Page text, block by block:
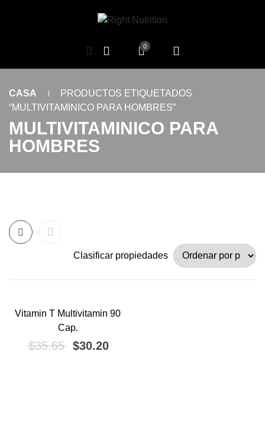
0
CASA
PRODUCTOS ETIQUETADOS
“MULTIVITAMINICO PARA HOMBRES”
MULTIVITAMINICO PARA
HOMBRES
Clasificar propiedades
Vitamin T Multivitamin 90
Cap.
$35.65 El precio original era: $35.65.
$30.20El precio actual es: $30.20.